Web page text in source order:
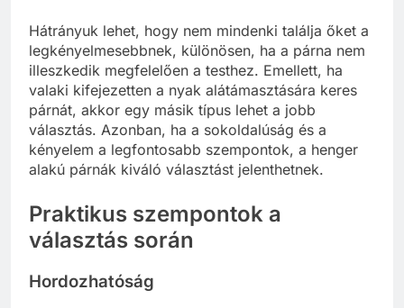
Hátrányuk lehet, hogy nem mindenki találja őket a
legkényelmesebbnek, különösen, ha a párna nem
illeszkedik megfelelően a testhez. Emellett, ha
valaki kifejezetten a nyak alátámasztására keres
párnát, akkor egy másik típus lehet a jobb
választás. Azonban, ha a sokoldalúság és a
kényelem a legfontosabb szempontok, a henger
alakú párnák kiváló választást jelenthetnek.
Praktikus szempontok a
választás során
Hordozhatóság